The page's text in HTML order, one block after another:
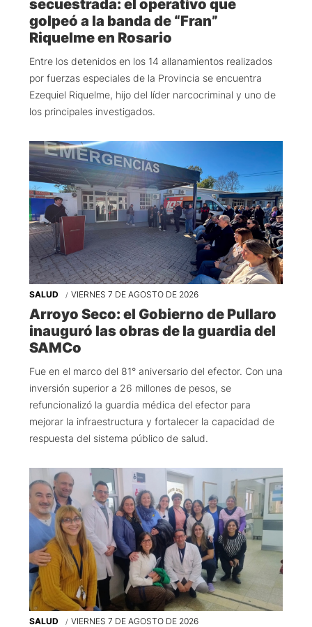
secuestrada: el operativo que
golpeó a la banda de “Fran”
Riquelme en Rosario
Entre los detenidos en los 14 allanamientos realizados
por fuerzas especiales de la Provincia se encuentra
Ezequiel Riquelme, hijo del líder narcocriminal y uno de
los principales investigados.
SALUD VIERNES 7 DE AGOSTO DE 2026
Arroyo Seco: el Gobierno de Pullaro
inauguró las obras de la guardia del
SAMCo
Fue en el marco del 81° aniversario del efector. Con una
inversión superior a 26 millones de pesos, se
refuncionalizó la guardia médica del efector para
mejorar la infraestructura y fortalecer la capacidad de
respuesta del sistema público de salud.
SALUD VIERNES 7 DE AGOSTO DE 2026